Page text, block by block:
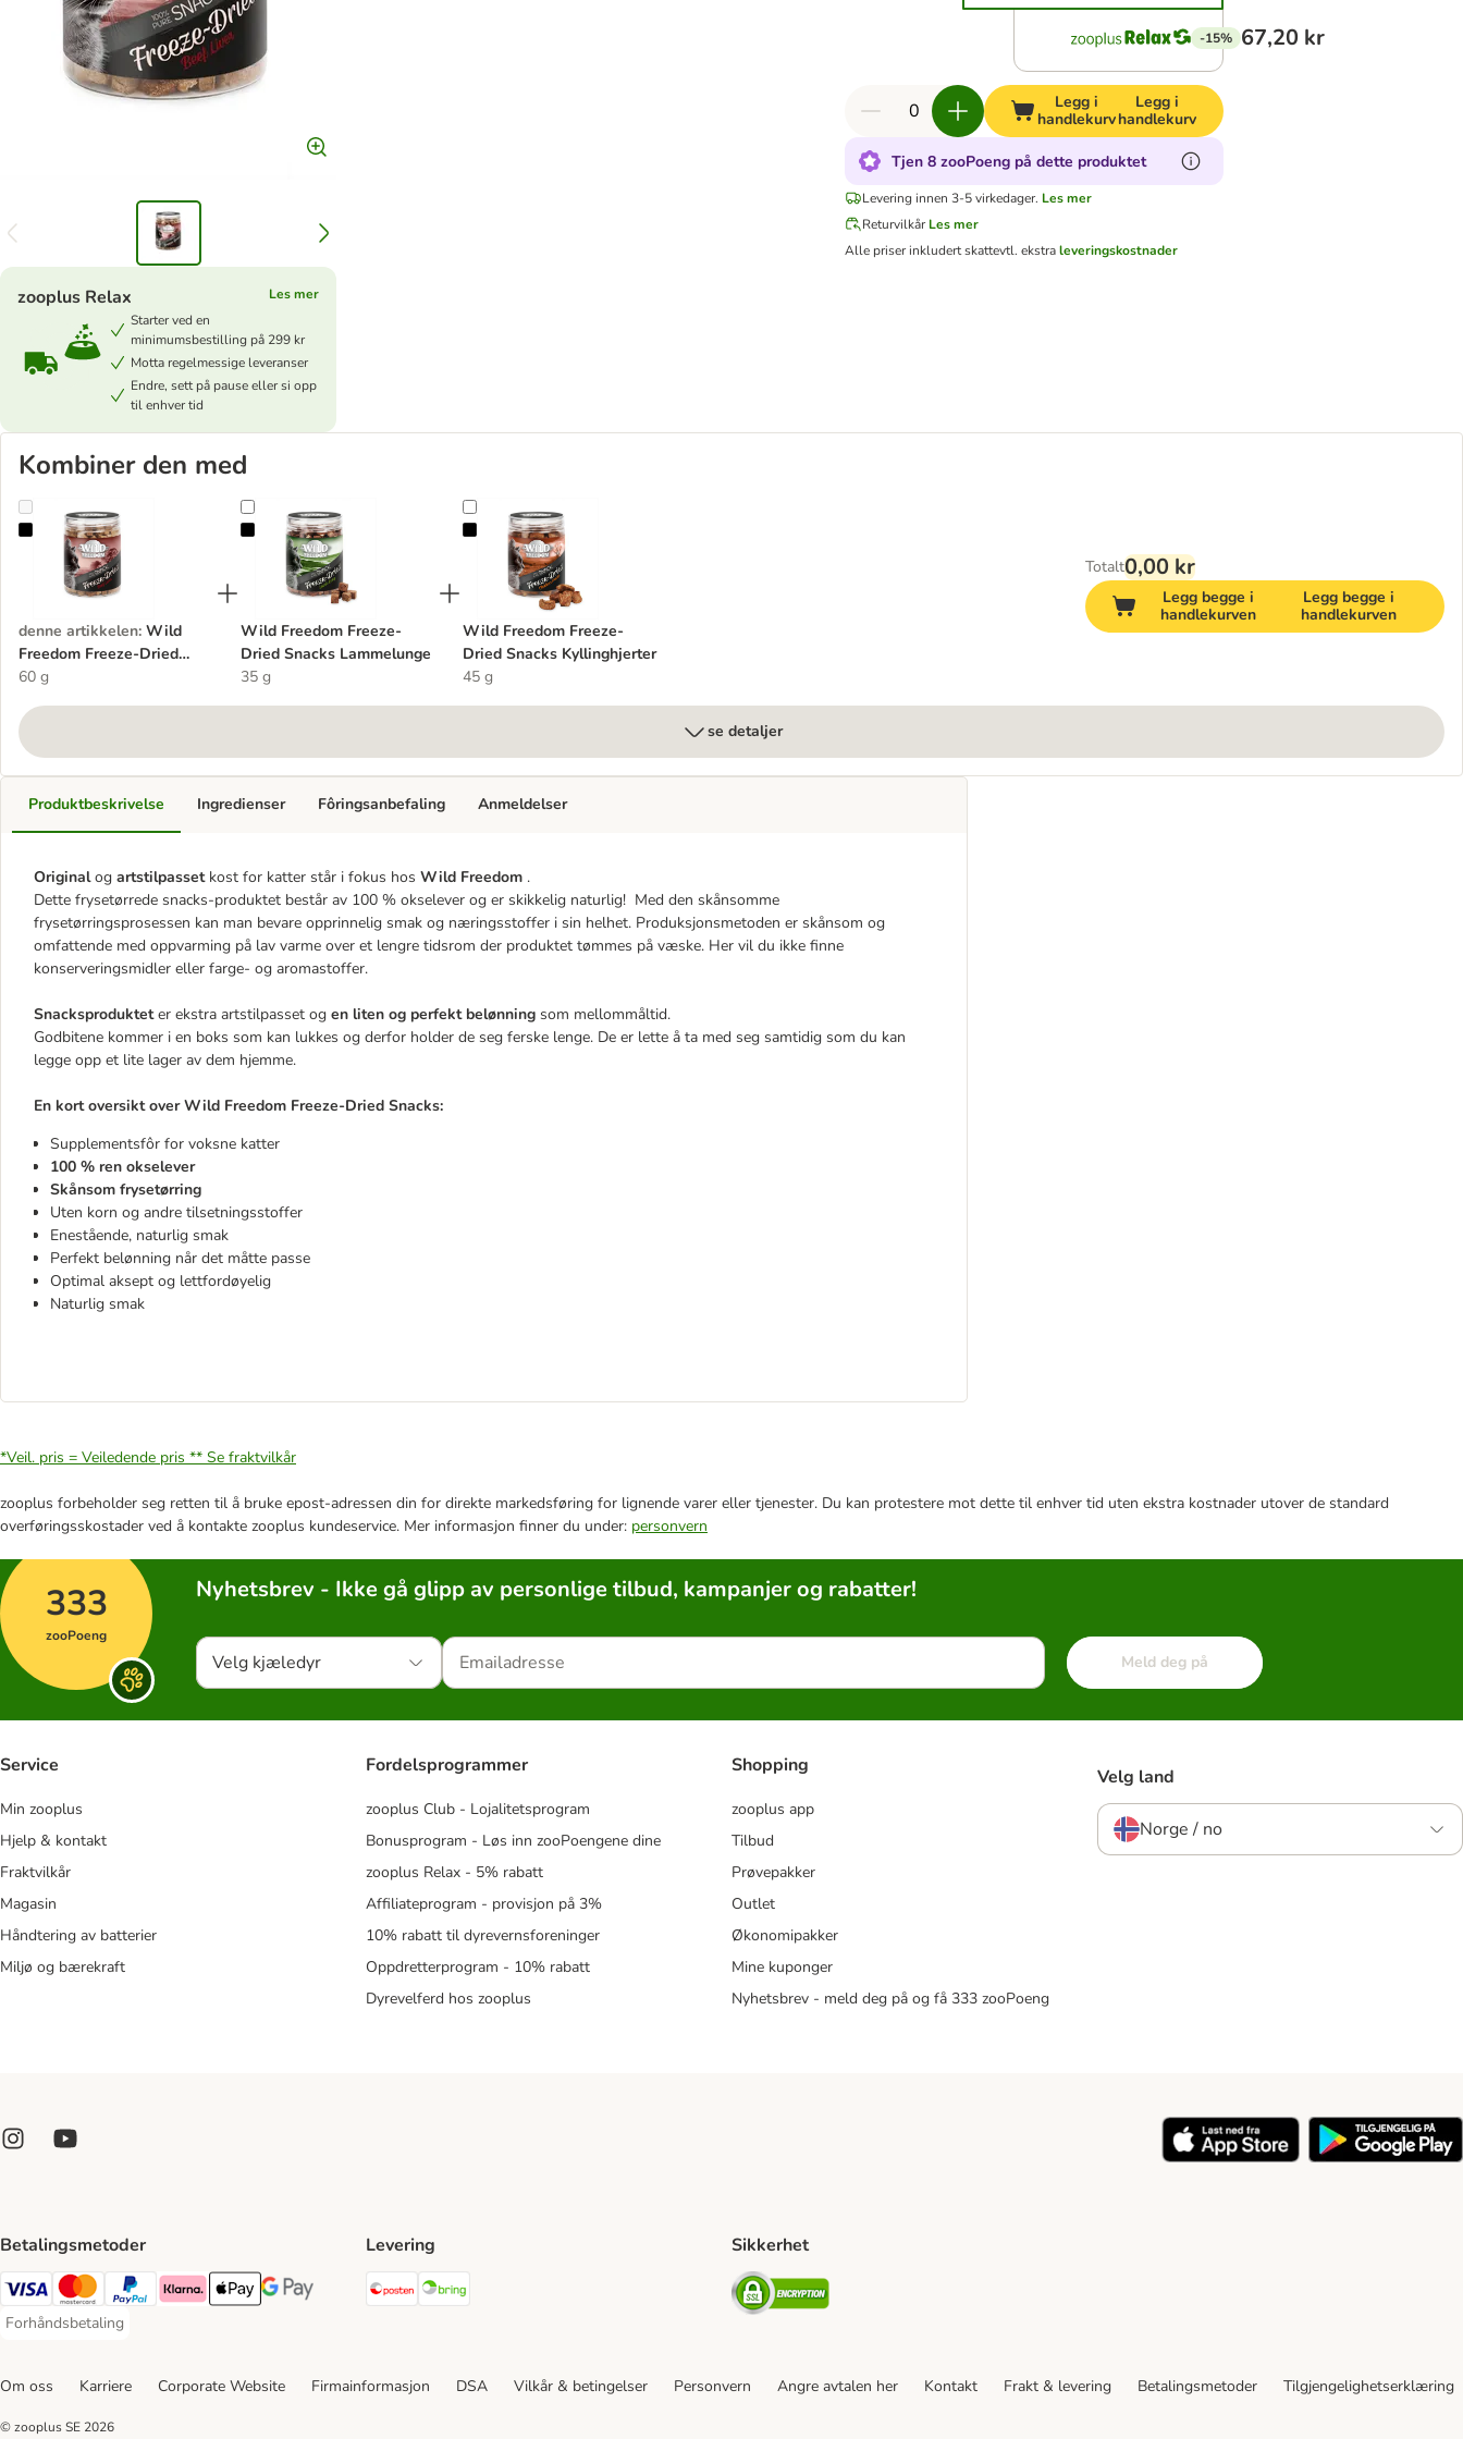
zooplus Relax
Les mer
Starter ved en
minimumsbestilling på 299 kr
Motta regelmessige leveranser
Endre, sett på pause eller si opp
til enhver tid
-15% 67,20 kr
Legg i
handlekurv
Legg i
handlekurv
Tjen 8 zooPoeng på dette produktet
Levering innen 3-5 virkedager. Les mer
Returvilkår Les mer
Alle priser inkludert skattevtl. ekstraleveringskostnader
Kombiner den med
Wild Freedom Freeze-Dried Snacks okselever
denne artikkelen: Wild
Freedom Freeze-Dried
Snacks okselever
60 g
Wild Freedom Freeze-Dried Snacks Lammelunge
Wild Freedom Freeze-
Dried Snacks Lammelunge
35 g
Wild Freedom Freeze-Dried Snacks Kyllinghjerter
Wild Freedom Freeze-
Dried Snacks Kyllinghjerter
45 g
Totalt0,00 kr
Legg begge i
handlekurven
Legg begge i
handlekurven
se detaljer
Produktbeskrivelse
Originalog artstilpasset kost for katter står i fokus hos Wild Freedom .
Dette frysetørrede snacks-produktet består av 100 % okselever og er skikkelig naturlig! Med den skånsomme
frysetørringsprosessen kan man bevare opprinnelig smak og næringsstoffer i sin helhet. Produksjonsmetoden er skånsom og
omfattende med oppvarming på lav varme over et lengre tidsrom der produktet tømmes på væske. Her vil du ikke finne
konserveringsmidler eller farge- og aromastoffer.
Snacksprodukteter ekstra artstilpasset og en liten og perfekt belønning som mellommåltid.
Godbitene kommer i en boks som kan lukkes og derfor holder de seg ferske lenge. De er lette å ta med seg samtidig som du kan
legge opp et lite lager av dem hjemme.
En kort oversikt over Wild Freedom Freeze-Dried Snacks:
Supplementsfôr for voksne katter
100 % ren okselever
Skånsom frysetørring
Uten korn og andre tilsetningsstoffer
Enestående, naturlig smak
Perfekt belønning når det måtte passe
Optimal aksept og lettfordøyelig
Naturlig smak
Ingredienser Fôringsanbefaling Anmeldelser
*Veil. pris = Veiledende pris ** Se fraktvilkår
zooplus forbeholder seg retten til å bruke epost-adressen din for direkte markedsføring for lignende varer eller tjenester. Du kan protestere mot dette til enhver tid uten ekstra kostnader utover de standard
overføringsskostader ved å kontakte zooplus kundeservice. Mer informasjon finner du under: personvern
333
zooPoeng
Nyhetsbrev - Ikke gå glipp av personlige tilbud, kampanjer og rabatter!
Velg kjæledyr Meld deg på
Service
Min zooplus
Hjelp & kontakt
Fraktvilkår
Magasin
Håndtering av batterier
Miljø og bærekraft
Fordelsprogrammer
zooplus Club - Lojalitetsprogram
Bonusprogram - Løs inn zooPoengene dine
zooplus Relax - 5% rabatt
Affiliateprogram - provisjon på 3%
10% rabatt til dyrevernsforeninger
Oppdretterprogram - 10% rabatt
Dyrevelferd hos zooplus
Shopping
zooplus app
Tilbud
Prøvepakker
Outlet
Økonomipakker
Mine kuponger
Nyhetsbrev - meld deg på og få 333 zooPoeng
Velg land
Norge / no
Betalingsmetoder
Visa Payment Method
Mastercard Payment Method
PayPal Payment Method
Klarna Payment Method
Apple Pay Payment Method
Google Pay Payment Method
Forhåndsbetaling
Forhåndsbetaling Payment Method
Levering
Posten Shipping Method
Sikkerhet
Security
Om oss Karriere Corporate Website Firmainformasjon DSA Vilkår & betingelser Personvern Angre avtalen her Kontakt Frakt & levering Betalingsmetoder Tilgjengelighetserklæring
© zooplus SE 2026